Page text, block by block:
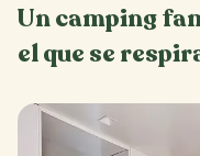
Un camping
el que se